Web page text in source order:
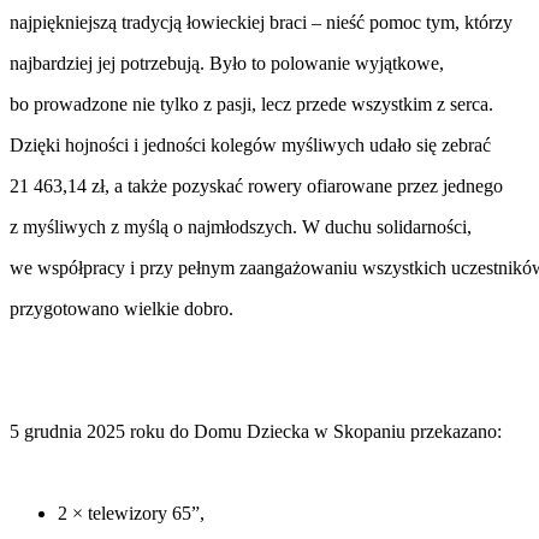
najpiękniejszą tradycją łowieckiej braci – nieść pomoc tym, którzy
najbardziej jej potrzebują. Było to polowanie wyjątkowe,
bo prowadzone nie tylko z pasji, lecz przede wszystkim z serca.
Dzięki hojności i jedności kolegów myśliwych udało się zebrać
21 463,14 zł, a także pozyskać rowery ofiarowane przez jednego
z myśliwych z myślą o najmłodszych. W duchu solidarności,
we współpracy i przy pełnym zaangażowaniu wszystkich
przygotowano wielkie dobro.
5 grudnia 2025 roku do Domu Dziecka w Skopaniu przekazano:
2 × telewizory 65”,